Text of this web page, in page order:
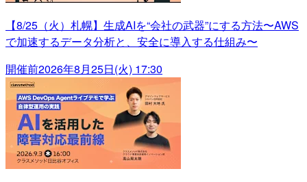
【8/25（火）札幌】生成AIを“会社の武器”にする方法〜AWS
で加速するデータ分析と、安全に導入する仕組み〜
開催前2026年8月25日(火) 17:30